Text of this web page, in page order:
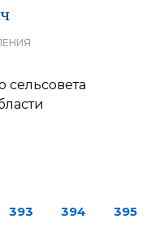
сельсовета
393 394 395